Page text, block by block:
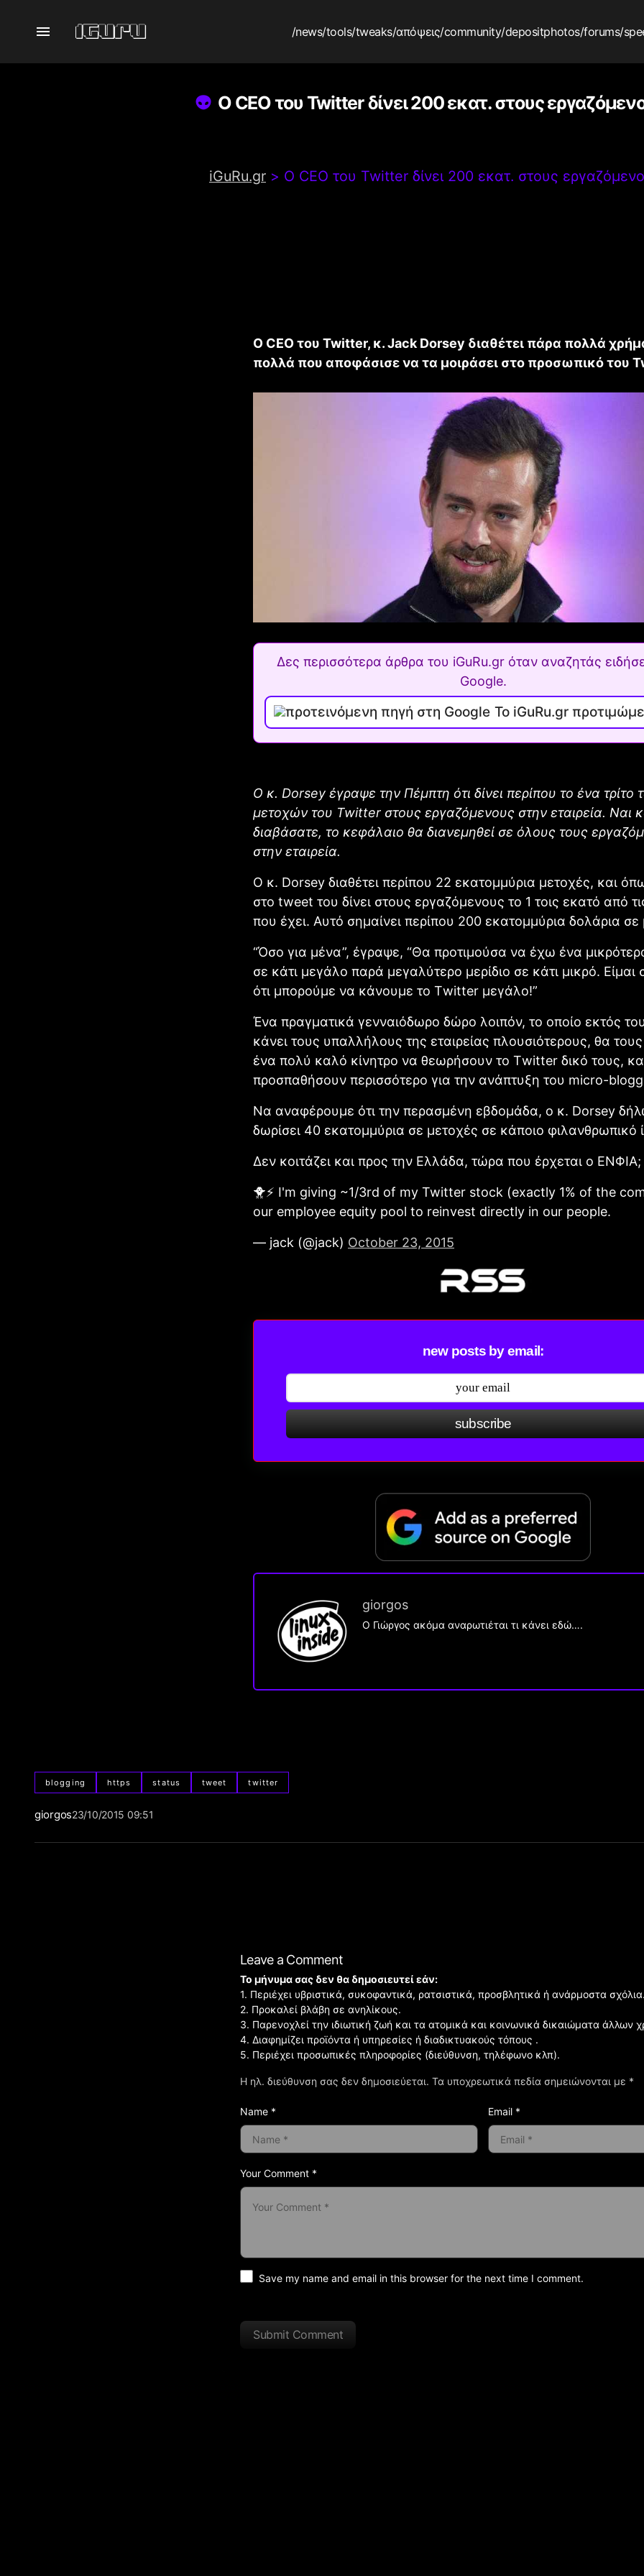
/news/tools/tweaks/απόψεις/community/depositphotos/forums/
Ο CEO του Twitter δίνει 200 εκατ. στους
iGuRu.gr > Ο CEO του Twitter δίνει 200 εκατ. στους
O CEO του Twitter, κ. Jack Dorsey διαθέτει πάρα πολλά
πολλά που αποφάσισε να τα μοιράσει στο προσωπικό του
Δες περισσότερα άρθρα του iGuRu.gr όταν αναζητάς
Google.
Το iGuRu.gr
Ο κ. Dorsey έγραψε την Πέμπτη ότι δίνει περίπου το ένα τρίτο
μετοχών του Twitter στους εργαζόμενους στην εταιρεία. Ναι
διαβάσατε, το κεφάλαιο θα διανεμηθεί σε όλους τους
στην εταιρεία.
Ο κ. Dorsey διαθέτει περίπου 22 εκατομμύρια μετοχές, και
στο tweet του δίνει στους εργαζόμενους το 1 τοις εκατό από
που έχει. Αυτό σημαίνει περίπου 200 εκατομμύρια δολάρια σε
“Όσο για μένα”, έγραψε, “Θα προτιμούσα να έχω ένα
σε κάτι μεγάλο παρά μεγαλύτερο μερίδιο σε κάτι μικρό. Είμαι
ότι μπορούμε να κάνουμε το Τwitter μεγάλο!”
Ένα πραγματικά γενναιόδωρο δώρο λοιπόν, το οποίο εκτός
κάνει τους υπαλλήλους της εταιρείας πλουσιότερους, θα
ένα πολύ καλό κίνητρο να θεωρήσουν το Τwitter δικό τους,
προσπαθήσουν περισσότερο για την ανάπτυξη του micro-
Να αναφέρουμε ότι την περασμένη εβδομάδα, ο κ. Dorsey
δωρίσει 40 εκατομμύρια σε μετοχές σε κάποιο φιλανθρωπικό
Δεν κοιτάζει και προς την Ελλάδα, τώρα που έρχεται ο ΕΝΦΙΑ;
🐥⚡️ I'm giving ~1/3rd of my Twitter stock (exactly 1% of the
our employee equity pool to reinvest directly in our people.
— jack (@jack) October 23, 2015
new posts by email:
subscribe
giorgos
Ο Γιώργος ακόμα αναρωτιέται τι κάνει εδώ….
blogging https status tweet twitter
giorgos23/10/2015 09:51
Leave a Comment
Η ηλ. διεύθυνση σας δεν δημοσιεύεται. Τα υποχρεωτικά πεδία σημειώνονται με *
Your Comment *
Το μήνυμα σας δεν θα δημοσιευτεί εάν:
1. Περιέχει υβριστικά, συκοφαντικά, ρατσιστικά, προσβλητικά ή ανάρμοστα
2. Προκαλεί βλάβη σε ανηλίκους.
3. Παρενοχλεί την ιδιωτική ζωή και τα ατομικά και κοινωνικά δικαιώματα άλλων
4. Διαφημίζει προϊόντα ή υπηρεσίες ή διαδικτυακούς τόπους .
5. Περιέχει προσωπικές πληροφορίες (διεύθυνση, τηλέφωνο κλπ).
Name * Email *
Save my name and email in this browser for the next time I comment.
Submit Comment